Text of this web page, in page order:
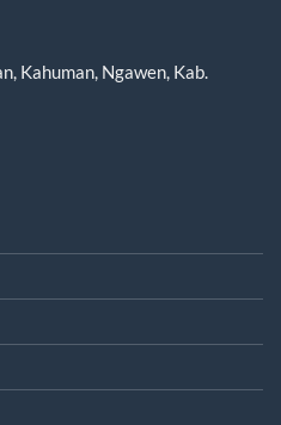
Kahuman, Ngawen, Kab.